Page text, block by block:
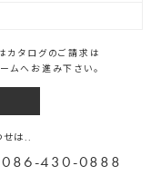
カタログのご請求は
ムへお進み下さい。
せは..
086-430-0888